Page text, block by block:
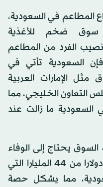
المطاعم في السعودية،
سوق ضخم للأغذية
الفرد من المطاعم
السعودية تأتي في
مثل الإمارات العربية
التعاون الخليجي، مما
السعودية ما زالت عند
يحتاج إلى الوفاء
به، فبحسب الأرقام، 17 مليار دولارا من 44 المليارا التي
مما يشكل حصة